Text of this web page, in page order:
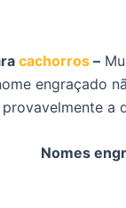
cachorros –
engraçado
Nomes